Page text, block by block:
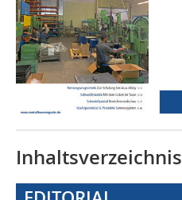
Inhaltsverzeichnis